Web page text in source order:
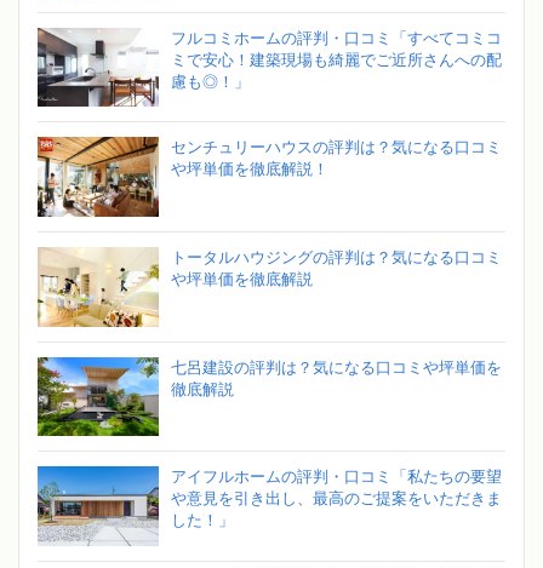
フルコミホームの評判・口コミ「すべてコミコ
ミで安心！建築現場も綺麗でご近所さんへの配
慮も◎！」
センチュリーハウスの評判は？気になる口コミ
や坪単価を徹底解説！
トータルハウジングの評判は？気になる口コミ
や坪単価を徹底解説
七呂建設の評判は？気になる口コミや坪単価を
徹底解説
アイフルホームの評判・口コミ「私たちの要望
や意見を引き出し、最高のご提案をいただきま
した！」